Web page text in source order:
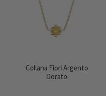
Collana Fiori Argento
Dorato